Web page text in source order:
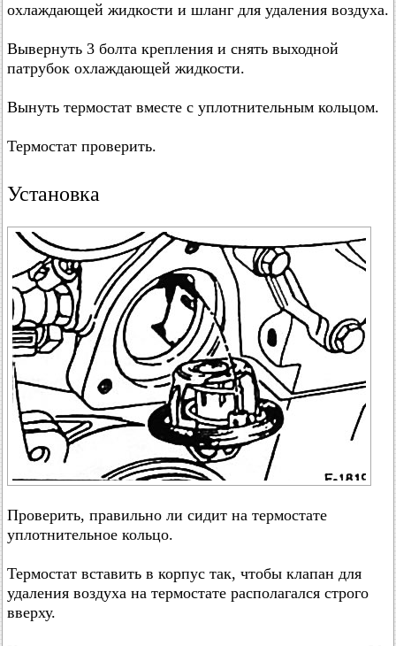
охлаждающей жидкости и шланг для удаления воздуха.
Вывернуть 3 болта крепления и снять выходной
патрубок охлаждающей жидкости.
Вынуть термостат вместе с уплотнительным кольцом.
Термостат проверить.
Установка
Проверить, правильно ли сидит на термостате
уплотнительное кольцо.
Термостат вставить в корпус так, чтобы клапан для
удаления воздуха на термостате располагался строго
вверху.